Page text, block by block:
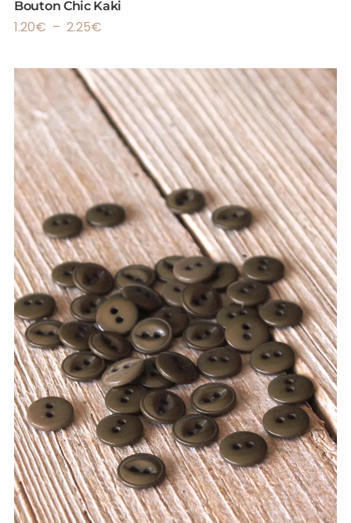
Bouton Chic Kaki
1.20€ – 2.25€